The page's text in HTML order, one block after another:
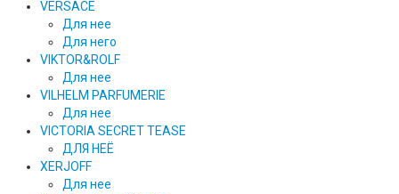
VERSACE
Для нее
Для него
VIKTOR&ROLF
Для нее
VILHELM PARFUMERIE
Для нее
VICTORIA SECRET TEASE
ДЛЯ НЕЁ
XERJOFF
Для нее